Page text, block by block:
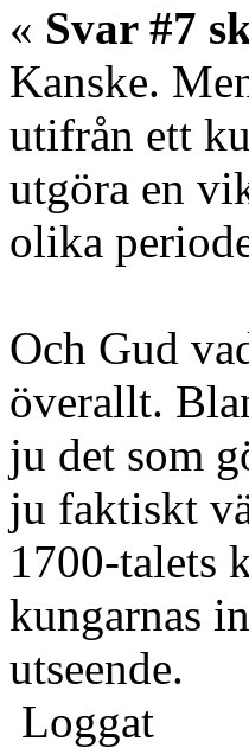
« Svar #7
Kanske.
utifrån ett
utgöra en
olika
Och Gud
överallt.
ju det som
ju faktiskt
1700-talets
kungarnas
utseende.
Loggat